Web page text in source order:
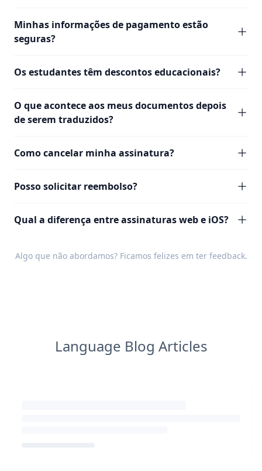
Minhas informações de pagamento estão
seguras?
Os estudantes têm descontos educacionais?
O que acontece aos meus documentos depois
de serem traduzidos?
Como cancelar minha assinatura?
Posso solicitar reembolso?
Qual a diferença entre assinaturas web e iOS?
Algo que não abordamos? Ficamos felizes em ter feedback.
Language Blog Articles